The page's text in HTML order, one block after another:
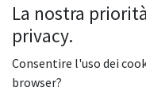
Le Stampanti DTF:
1.Introduzione 2.Che cos'è la
4.Conclusioni La tecnologia di
passi avanti negli ultimi anni.
La nostra
privacy.
Consentire l'uso dei
browser?